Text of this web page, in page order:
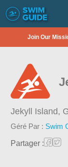
Join Our
Jekyll Island,
Géré Par : Swim
Partager :